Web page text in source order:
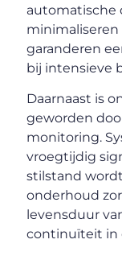
automatische
garanderen
bij intensieve
Daarnaast is
geworden
monitoring.
vroegtijdig
stilstand
onderhoud
levensduur
continuïteit in